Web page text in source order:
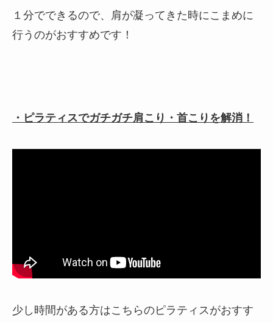
１分でできるので、肩が凝ってきた時にこまめに
行うのがおすすめです！
・ピラティスでガチガチ肩こり・首こりを解消！
少し時間がある方はこちらのピラティスがおすす